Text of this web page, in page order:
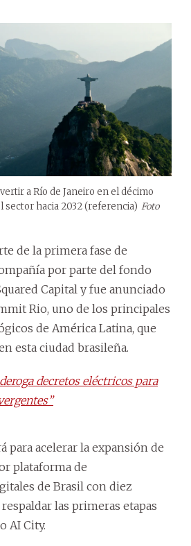
a Río de Janeiro en el décimo
sector hacia 2032 (referencia) Foto
de la primera fase de
por parte del fondo
Capital y fue anunciado
Rio, uno de los principales
de América Latina, que
esta ciudad brasileña.
decretos eléctricos para
para acelerar la expansión de
plataforma de
de Brasil con diez
las primeras etapas
AI City.